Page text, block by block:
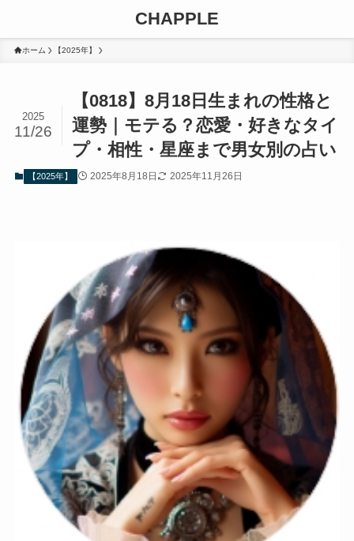
CHAPPLE
ホーム 【2025年】
【0818】8月18日生まれの性格と
運勢｜モテる？恋愛・好きなタイ
プ・相性・星座まで男女別の占い
2025
11/26
【2025年】 2025年8月18日 2025年11月26日